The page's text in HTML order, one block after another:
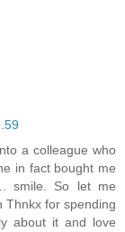
a colleague who
in fact bought me
smile. So let me
Thnkx for spending
about it and love